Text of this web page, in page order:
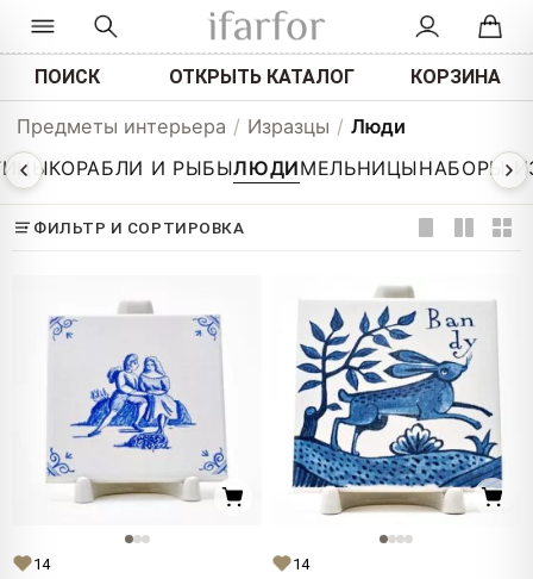
ПОИСК ОТКРЫТЬ КАТАЛОГ КОРЗИНА
Предметы интерьера / Изразцы / Люди
КОРАБЛИ И РЫБЫЛЮДИМЕЛЬНИЦЫНАБОРЫ
ФИЛЬТР И СОРТИРОВКА
14
14